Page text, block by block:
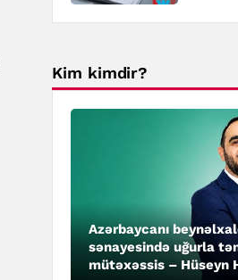
Kim kimdir?
Azərbaycanı
sənayesində uğurla
mütəxəssis – Hüseyn